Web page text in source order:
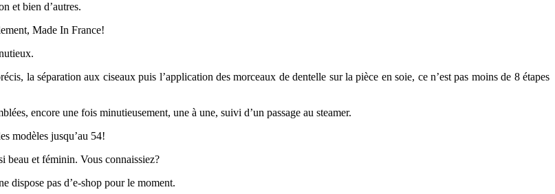
et bien d’autres.
Made In France!
la séparation aux ciseaux puis l’application des morceaux de dentelle sur la pièce en soie, ce n’est pas moins de 8 étapes
encore une fois minutieusement, une à une, suivi d’un passage au steamer.
modèles jusqu’au 54!
beau et féminin. Vous connaissiez?
dispose pas d’e-shop pour le moment.